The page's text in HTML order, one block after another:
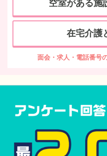
空室がある施
在宅介護
面会・求人・電話番号